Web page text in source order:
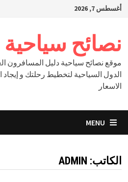
Skipأغسطس 7, 2026
نصائح سياحية
موقع نصائح سياحية دليل
الدول السياحية لتخطيط رحلتك و
الاسعار
MENU
الكاتب: ADMIN